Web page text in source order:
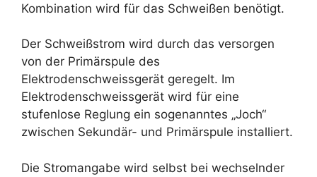
Kombination wird für das Schweißen benötigt.
Der Schweißstrom wird durch das versorgen
von der Primärspule des
Elektrodenschweissgerät geregelt. Im
Elektrodenschweissgerät wird für eine
stufenlose Reglung ein sogenanntes „Joch“
zwischen Sekundär- und Primärspule installiert.
Die Stromangabe wird selbst bei wechselnder